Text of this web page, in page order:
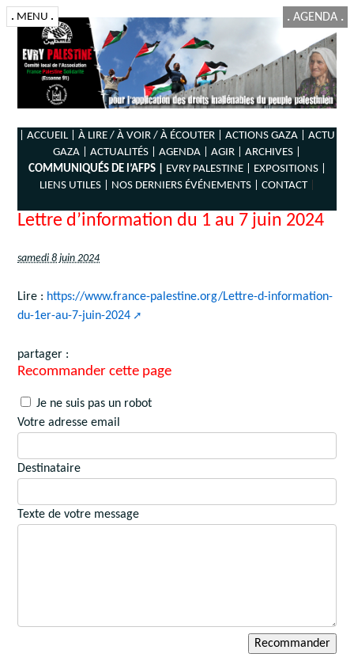
. MENU . . AGENDA .
| ACCUEIL | À LIRE / À VOIR / À ÉCOUTER | ACTIONS GAZA |
ACTU
GAZA |
ACTUALITÉS | AGENDA | AGIR |
ARCHIVES |
COMMUNIQUÉS DE l’AFPS |
EVRY PALESTINE |
EXPOSITIONS |
LIENS UTILES |
NOS DERNIERS ÉVÉNEMENTS | CONTACT|
Lettre d’information du 1 au 7 juin 2024
samedi 8 juin 2024
Lire : https://www.france-palestine.org/Lettre-d-information-
du-1er-au-7-juin-2024
partager :
Recommander cette page
Je ne suis pas un robot
Votre adresse email
Destinataire
Texte de votre message